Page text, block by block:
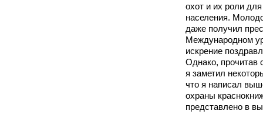
охот и их роли для
населения.
даже получил
Международном
искрение
Однако, прочитав
я заметил
что я написал
охраны
представлено в